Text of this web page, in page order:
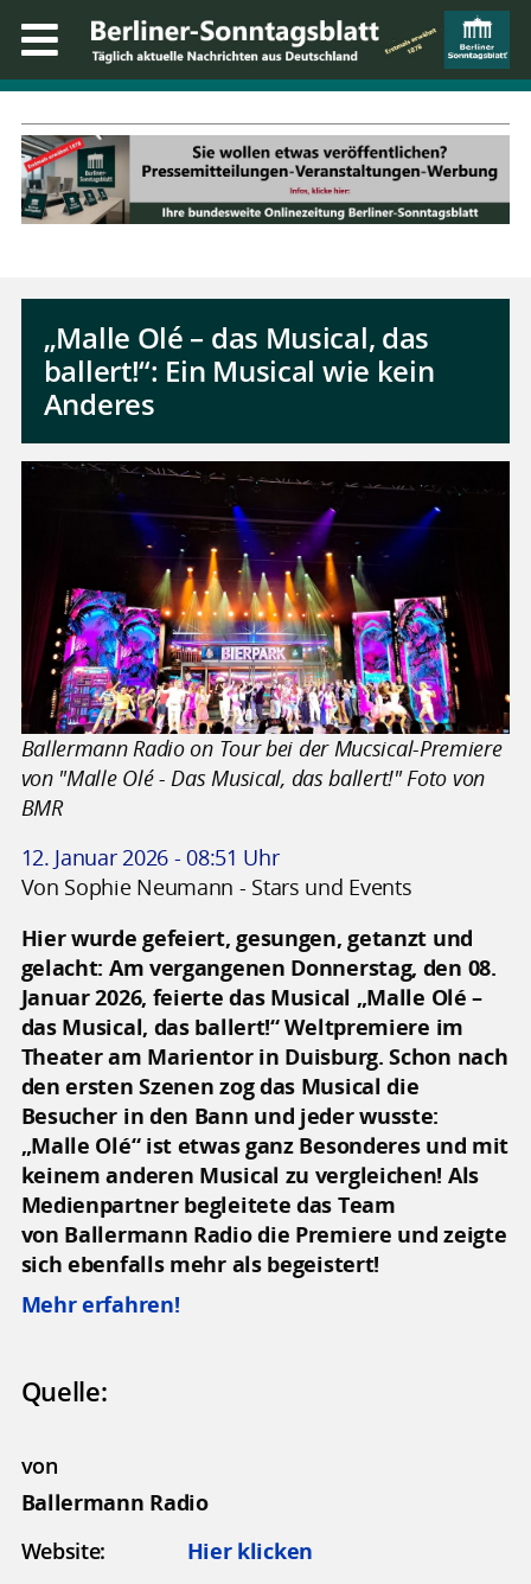
„Malle Olé – das Musical, das
ballert!“: Ein Musical wie kein
Anderes
Ballermann Radio on Tour bei der Mucsical-Premiere
von "Malle Olé - Das Musical, das ballert!" Foto von
BMR
12. Januar 2026 - 08:51 Uhr
Von Sophie Neumann - Stars und Events
Hier wurde gefeiert, gesungen, getanzt und
gelacht: Am vergangenen Donnerstag, den 08.
Januar 2026, feierte das Musical „Malle Olé –
das Musical, das ballert!“ Weltpremiere im
Theater am Marientor in Duisburg. Schon nach
den ersten Szenen zog das Musical die
Besucher in den Bann und jeder wusste:
„Malle Olé“ ist etwas ganz Besonderes und mit
keinem anderen Musical zu vergleichen! Als
Medienpartner begleitete das Team
von Ballermann Radio die Premiere und zeigte
sich ebenfalls mehr als begeistert!
Mehr erfahren!
Quelle:
von
Ballermann Radio
Website:
Hier klicken